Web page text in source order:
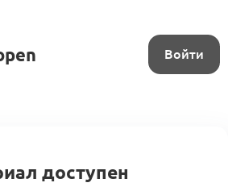
Войти
доступен